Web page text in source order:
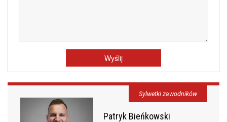
Patryk Bieńkowski
Sylwetki zawodników